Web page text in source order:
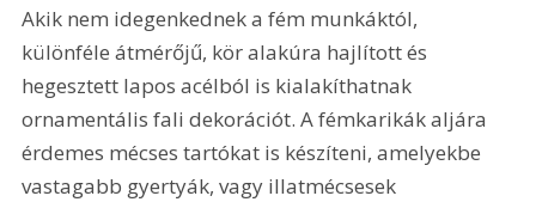
Akik nem idegenkednek a fém munkáktól,
különféle átmérőjű, kör alakúra hajlított és
hegesztett lapos acélból is kialakíthatnak
ornamentális fali dekorációt. A fémkarikák aljára
érdemes mécses tartókat is készíteni, amelyekbe
vastagabb gyertyák, vagy illatmécsesek